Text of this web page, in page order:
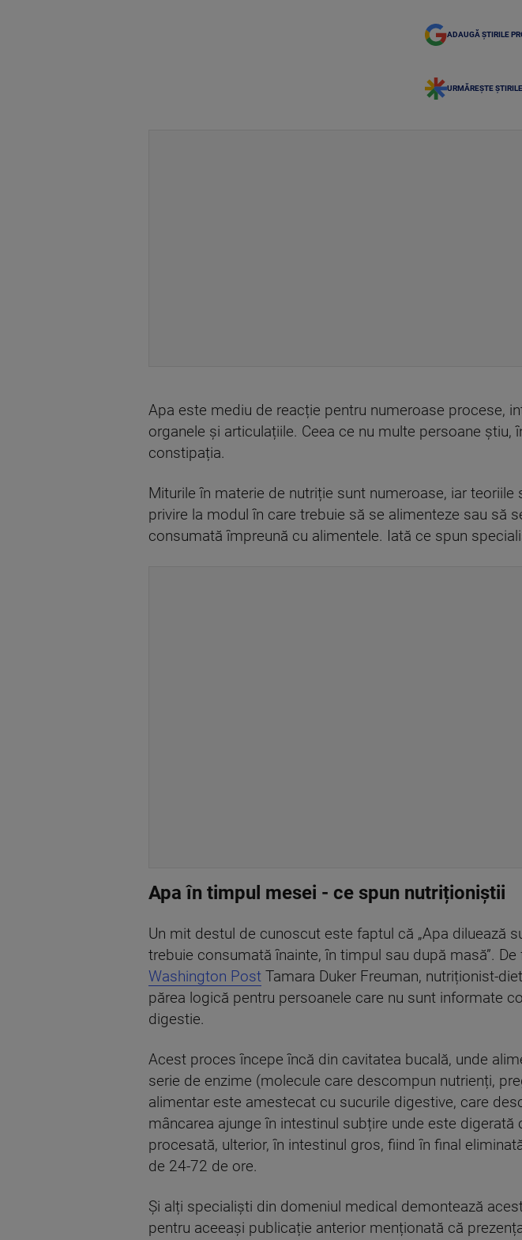
ADAUGĂ ȘTIRILE
URMĂREȘTE
Apa este mediu de reacție pentru numeroase procese,
organele și articulațiile. Ceea ce nu multe persoane
constipația.
Miturile în materie de nutriție sunt numeroase, iar
privire la modul în care trebuie să se alimenteze sau să
consumată împreună cu alimentele. Iată ce spun
Apa în timpul mesei - ce spun nutriționiștii
Un mit destul de cunoscut este faptul că „Apa diluează
trebuie consumată înainte, în timpul sau după masă”.
Washington Post Tamara Duker Freuman, nutriționist-
părea logică pentru persoanele care nu sunt informate
digestie.
Acest proces începe încă din cavitatea bucală, unde
serie de enzime (molecule care descompun nutrienți,
alimentar este amestecat cu sucurile digestive, care
mâncarea ajunge în intestinul subțire unde este
procesată, ulterior, în intestinul gros, fiind în final
de 24-72 de ore.
Și alți specialiști din domeniul medical demontează
pentru aceeași publicație anterior menționată că